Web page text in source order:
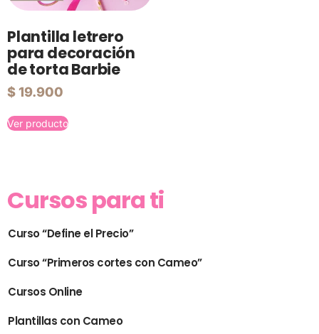
Plantilla letrero
para decoración
de torta Barbie
$19.900
Ver producto
Cursos para ti
Curso “Define el Precio”
Curso “Primeros cortes con Cameo”
Cursos Online
Plantillas con Cameo